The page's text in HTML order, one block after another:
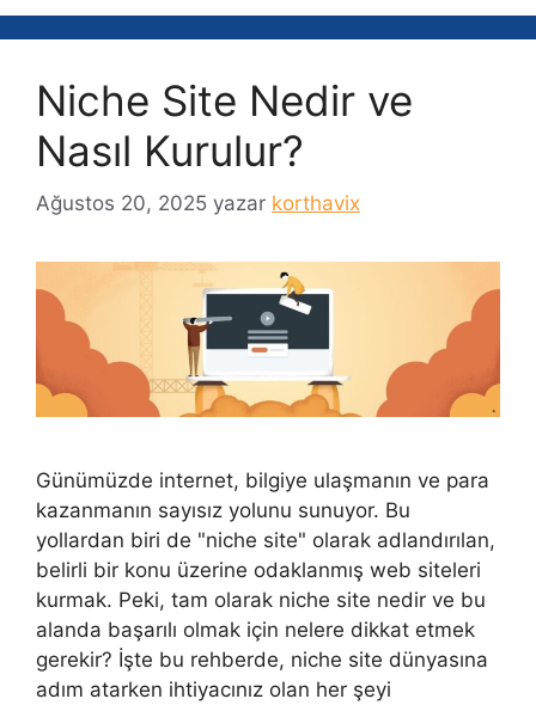
Niche Site Nedir ve
Nasıl Kurulur?
Ağustos 20, 2025 yazar korthavix
Günümüzde internet, bilgiye ulaşmanın ve para
kazanmanın sayısız yolunu sunuyor. Bu
yollardan biri de "niche site" olarak adlandırılan,
belirli bir konu üzerine odaklanmış web siteleri
kurmak. Peki, tam olarak niche site nedir ve bu
alanda başarılı olmak için nelere dikkat etmek
gerekir? İşte bu rehberde, niche site dünyasına
adım atarken ihtiyacınız olan her şeyi